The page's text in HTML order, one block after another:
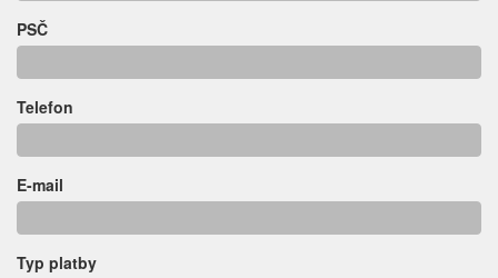
PSČ
Telefon
E-mail
Typ platby